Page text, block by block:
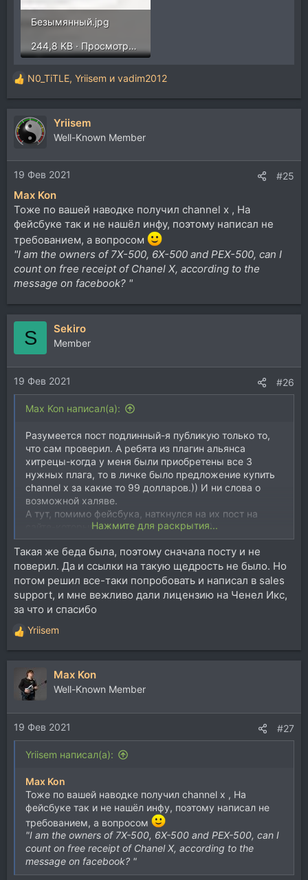
Безымянный.jpg
244,8 KB · Просмотры: 415
Р
е
а
к
ц
и
:
N0_TiTLE, Yriisem и vadim2012
Yriisem
Well-Known Member
19 Фев 2021 #25
Max Kon
Тоже по вашей наводке получил channel x , На
фейсбуке так и не нашёл инфу, поэтому написал не
требованием, а вопросом
"I am the owners of 7X-500, 6X-500 and PEX-500, can I
count on free receipt of Chanel X, according to the
message on facebook? "
S Sekiro
Member
19 Фев 2021 #26
Max Kon написал(а):
Разумеется пост подлинный-я публикую только то,
что сам проверил. А ребята из плагин альянса
хитрецы-когда у меня были приобретены все 3
нужных плага, то в личке было предложение купить
channel x за какие то 99 долларов.)) И ни слова о
возможной халяве.
А тут, помимо фейсбука, наткнулся на их пост на
сайте-который подтверждает халяву.))
Нажмите для раскрытия...
Такая же беда была, поэтому сначала посту и не
поверил. Да и ссылки на такую щедрость не было. Но
потом решил все-таки попробовать и написал в sales
support, и мне вежливо дали лицензию на Ченел Икс,
за что и спасибо
Р
е
а
ц
и
:
Yriisem
Max Kon
Well-Known Member
19 Фев 2021 #27
Yriisem написал(а):
Max Kon
Тоже по вашей наводке получил channel x , На
фейсбуке так и не нашёл инфу, поэтому написал не
требованием, а вопросом
"I am the owners of 7X-500, 6X-500 and PEX-500, can I
count on free receipt of Chanel X, according to the
message on facebook? "